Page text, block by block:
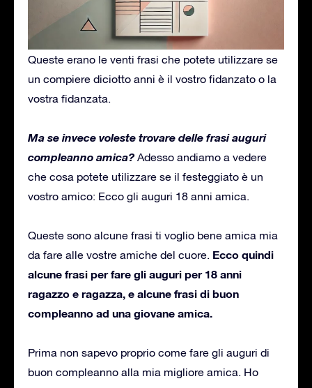
Queste erano le venti frasi che potete utilizzare se
un compiere diciotto anni è il vostro fidanzato o la
vostra fidanzata.
Ma se invece voleste trovare delle frasi auguri
compleanno amica? Adesso andiamo a vedere
che cosa potete utilizzare se il festeggiato è un
vostro amico: Ecco gli auguri 18 anni amica.
Queste sono alcune frasi ti voglio bene amica mia
da fare alle vostre amiche del cuore. Ecco quindi
alcune frasi per fare gli auguri per 18 anni
ragazzo e ragazza, e alcune frasi di buon
compleanno ad una giovane amica.
Prima non sapevo proprio come fare gli auguri di
buon compleanno alla mia migliore amica. Ho